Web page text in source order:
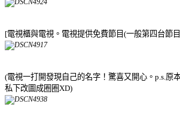
[電視櫃與電視。電視提供免費節目(一般第四台節
(電視一打開發現自己的名字！驚喜又開心。p.s.原
私下改圖成圈圈XD)